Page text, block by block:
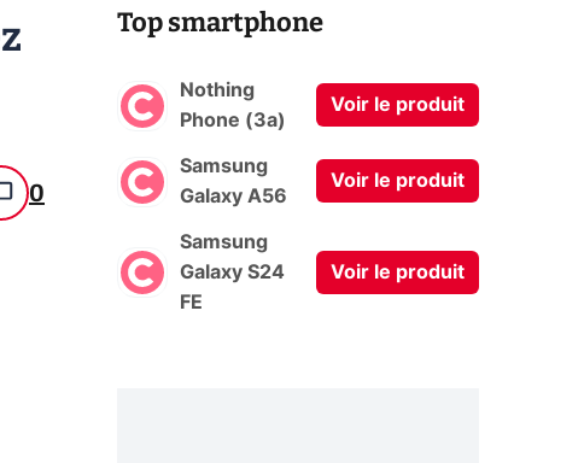
0
Top smartphone
Nothing
Phone (3a)
Voir le produit
Samsung
Galaxy A56
Voir le produit
Samsung
Galaxy S24
FE
Voir le produit